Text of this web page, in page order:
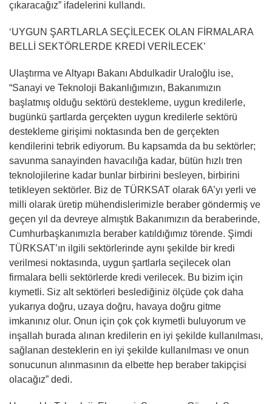
çıkaracağız” ifadelerini kullandı.
‘UYGUN ŞARTLARLA SEÇİLECEK OLAN FİRMALARA
BELLİ SEKTÖRLERDE KREDİ VERİLECEK’
Ulaştırma ve Altyapı Bakanı Abdulkadir Uraloğlu ise,
“Sanayi ve Teknoloji Bakanlığımızın, Bakanımızın
başlatmış olduğu sektörü destekleme, uygun kredilerle,
bugünkü şartlarda gerçekten uygun kredilerle sektörü
destekleme girişimi noktasında ben de gerçekten
kendilerini tebrik ediyorum. Bu kapsamda da bu sektörler;
savunma sanayinden havacılığa kadar, bütün hızlı tren
teknolojilerine kadar bunlar birbirini besleyen, birbirini
tetikleyen sektörler. Biz de TÜRKSAT olarak 6A’yı yerli ve
milli olarak üretip mühendislerimizle beraber göndermiş ve
geçen yıl da devreye almıştık Bakanımızın da beraberinde,
Cumhurbaşkanımızla beraber katıldığımız törende. Şimdi
TÜRKSAT’ın ilgili sektörlerinde aynı şekilde bir kredi
verilmesi noktasında, uygun şartlarla seçilecek olan
firmalara belli sektörlerde kredi verilecek. Bu bizim için
kıymetli. Siz alt sektörleri beslediğiniz ölçüde çok daha
yukarıya doğru, uzaya doğru, havaya doğru gitme
imkanınız olur. Onun için çok çok kıymetli buluyorum ve
inşallah burada alınan kredilerin en iyi şekilde kullanılması,
sağlanan desteklerin en iyi şekilde kullanılması ve onun
sonucunun alınmasının da elbette hep beraber takipçisi
olacağız” dedi.